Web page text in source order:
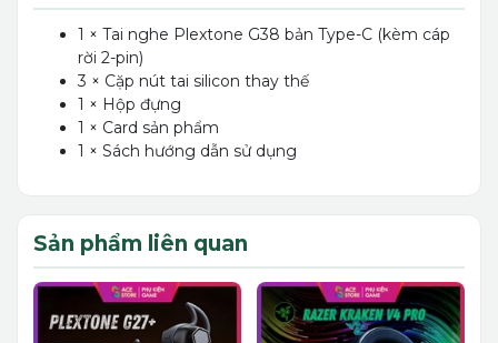
1 × Tai nghe Plextone G38 bản Type-C (kèm cáp
rời 2-pin)
3 × Cặp nút tai silicon thay thế
1 × Hộp đựng
1 × Card sản phẩm
1 × Sách hướng dẫn sử dụng
Sản phẩm liên quan